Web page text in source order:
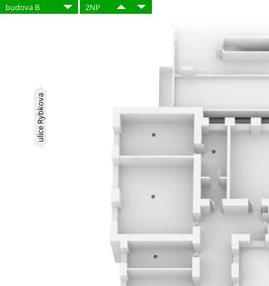
budova B 2NP
ulice Rybkova